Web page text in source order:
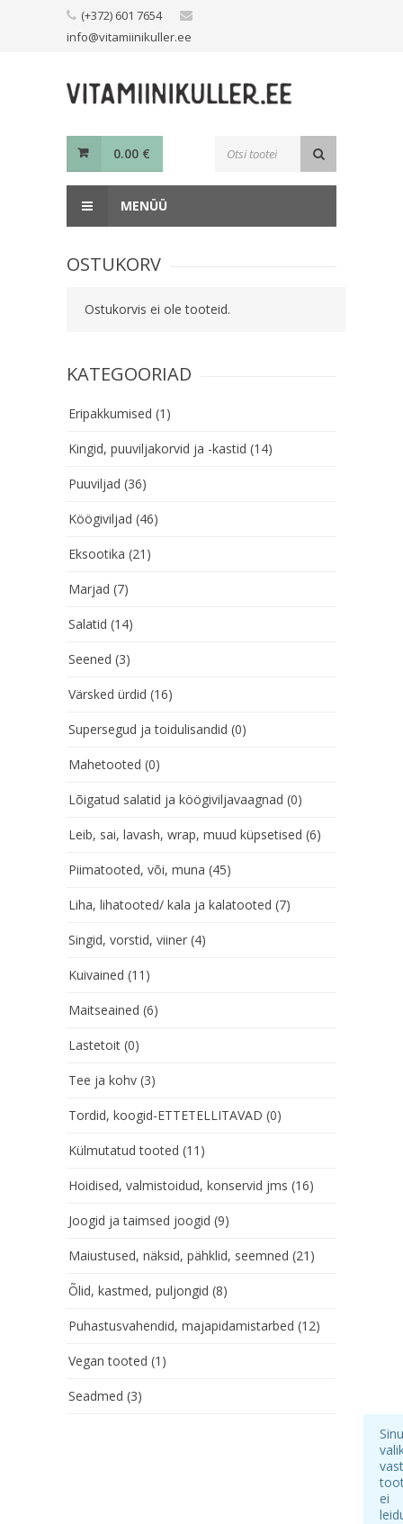
(+372) 601 7654
info@vitamiinikuller.ee
0.00 €
MENÜÜ
OSTUKORV
Ostukorvis ei ole tooteid.
KATEGOORIAD
Eripakkumised (1)
Kingid, puuviljakorvid ja -kastid (14)
Puuviljad (36)
Köögiviljad (46)
Eksootika (21)
Marjad (7)
Salatid (14)
Seened (3)
Värsked ürdid (16)
Supersegud ja toidulisandid (0)
Mahetooted (0)
Lõigatud salatid ja köögiviljavaagnad (0)
Leib, sai, lavash, wrap, muud küpsetised (6)
Piimatooted, või, muna (45)
Liha, lihatooted/ kala ja kalatooted (7)
Singid, vorstid, viiner (4)
Kuivained (11)
Maitseained (6)
Lastetoit (0)
Tee ja kohv (3)
Tordid, koogid-ETTETELLITAVAD (0)
Külmutatud tooted (11)
Hoidised, valmistoidud, konservid jms (16)
Joogid ja taimsed joogid (9)
Maiustused, näksid, pähklid, seemned (21)
Õlid, kastmed, puljongid (8)
Puhastusvahendid, majapidamistarbed (12)
Vegan tooted (1)
Seadmed (3)
Sinu
ei